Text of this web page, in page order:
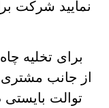
نمایید شرکت
برای تخلیه
از جانب مشتری
توالت